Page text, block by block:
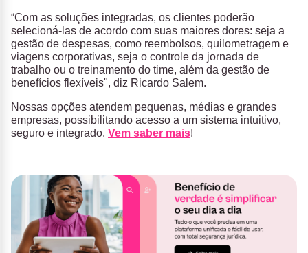
“Com as soluções integradas, os clientes poderão
selecioná-las de acordo com suas maiores dores: seja a
gestão de despesas, como reembolsos, quilometragem e
viagens corporativas, seja o controle da jornada de
trabalho ou o treinamento do time, além da gestão de
benefícios flexíveis", diz Ricardo Salem.
Nossas opções atendem pequenas, médias e grandes
empresas, possibilitando acesso a um sistema intuitivo,
seguro e integrado. Vem saber mais!